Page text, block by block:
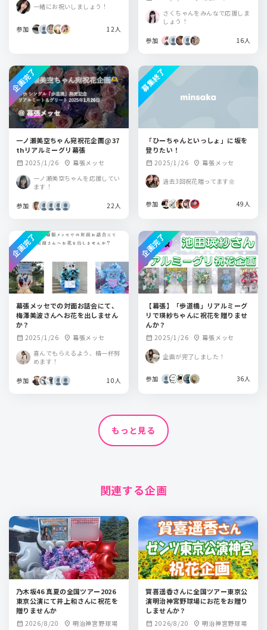
一緒にお祝いしましょう！
参加 12人
さくちゃんをみんなで応援しま
しょう！
参加 16人
一ノ瀬美空ちゃん宛祝花企画@37
thリアルミーグリ幕張
calendar_month 2025/1/26 location_on 幕張メッセ
一ノ瀬美空ちゃんを応援してい
ます！
参加 22人
企画完了
「ひーちゃんといっしょ」に坂を
登りたい！
calendar_month 2025/1/26 location_on 幕張メッセ
過去3回祝花贈ってます🌼
参加 49人
募集終了
幕張メッセでの対面お話会にて、
梅澤美波さんへお花を出しません
か？
calendar_month 2025/1/26 location_on 幕張メッセ
喜んでもらえるよう、精一杯努
めます！
参加 10人
企画完了
【幕張】「歩道橋」リアルミーグ
リで瑛紗ちゃんに祝花を贈りませ
んか？
calendar_month 2025/1/26 location_on 幕張メッセ
企画が完了しました！
参加 36人
企画完了
もっと見る
関連する企画
乃木坂46 真夏の全国ツアー2026
東京公演にて井上和さんに祝花を
贈りませんか
calendar_month 2026/8/20 location_on 明治神宮野球場
賀喜遥香さんに全国ツアー東京公
演明治神宮野球場にお花をお贈り
しませんか？
calendar_month 2026/8/20 location_on 明治神宮野球場